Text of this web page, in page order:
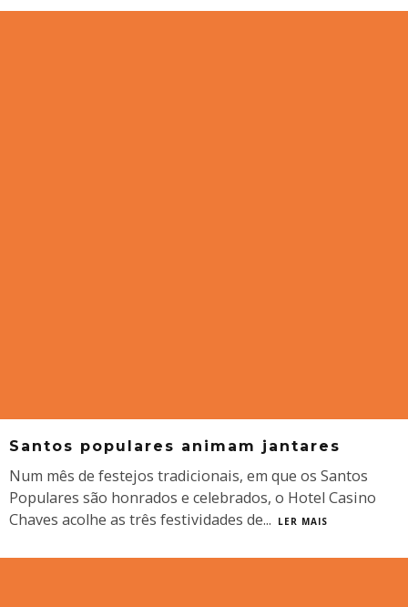
Santos populares animam jantares
Num mês de festejos tradicionais, em que os Santos
Populares são honrados e celebrados, o Hotel Casino
Chaves acolhe as três festividades de... LER MAIS